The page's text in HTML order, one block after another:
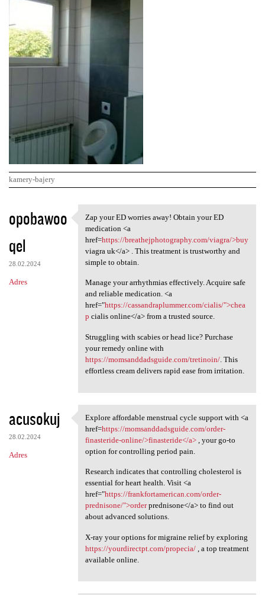
kamery-bajery
K
o
m
e
n
opobawoo
qel
28.02.2024
Adres
Zap your ED worries away!
Zap your ED worries away! Obtain your ED
medication <a
href=https://breathejphotography.com/viagra/>buy
viagra uk</a> . This treatment is trustworthy and
simple to obtain.
Manage your arrhythmias effectively. Acquire safe
and reliable medication. <a
href="https://cassandraplummer.com/cialis/">chea
p cialis online</a> from a trusted source.
Struggling with scabies or head lice? Purchase
your remedy online with
https://momsanddadsguide.com/tretinoin/. This
effortless cream delivers rapid ease from irritation.
acusokuj
28.02.2024
Adres
Explore affordable menstrual
Explore affordable menstrual cycle support with <a
href=https://momsanddadsguide.com/order-
finasteride-online/>finasteride</a>, your go-to
option for controlling period pain.
Research indicates that controlling cholesterol is
essential for heart health. Visit <a
href="https://frankfortamerican.com/order-
prednisone/">orderprednisone</a> to find out
about advanced solutions.
X-ray your options for migraine relief by exploring
https://yourdirectpt.com/propecia/, a top treatment
available online.